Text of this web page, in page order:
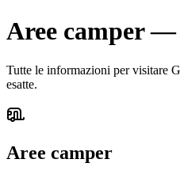
Aree camper—
Tutte le informazioni per visitare
esatte.
Aree camper